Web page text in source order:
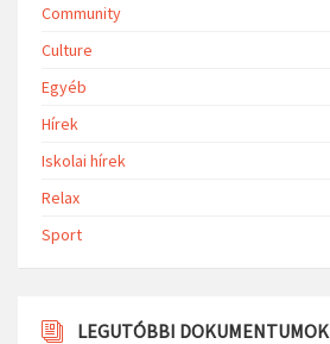
Community
Culture
Egyéb
Hírek
Iskolai hírek
Relax
Sport
LEGUTÓBBI DOKUMENTUMOK